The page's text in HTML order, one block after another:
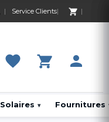
Service Clients
0 Produit 0,00
0 Produit 0,00 DH
Solaires ▾ Fournitures